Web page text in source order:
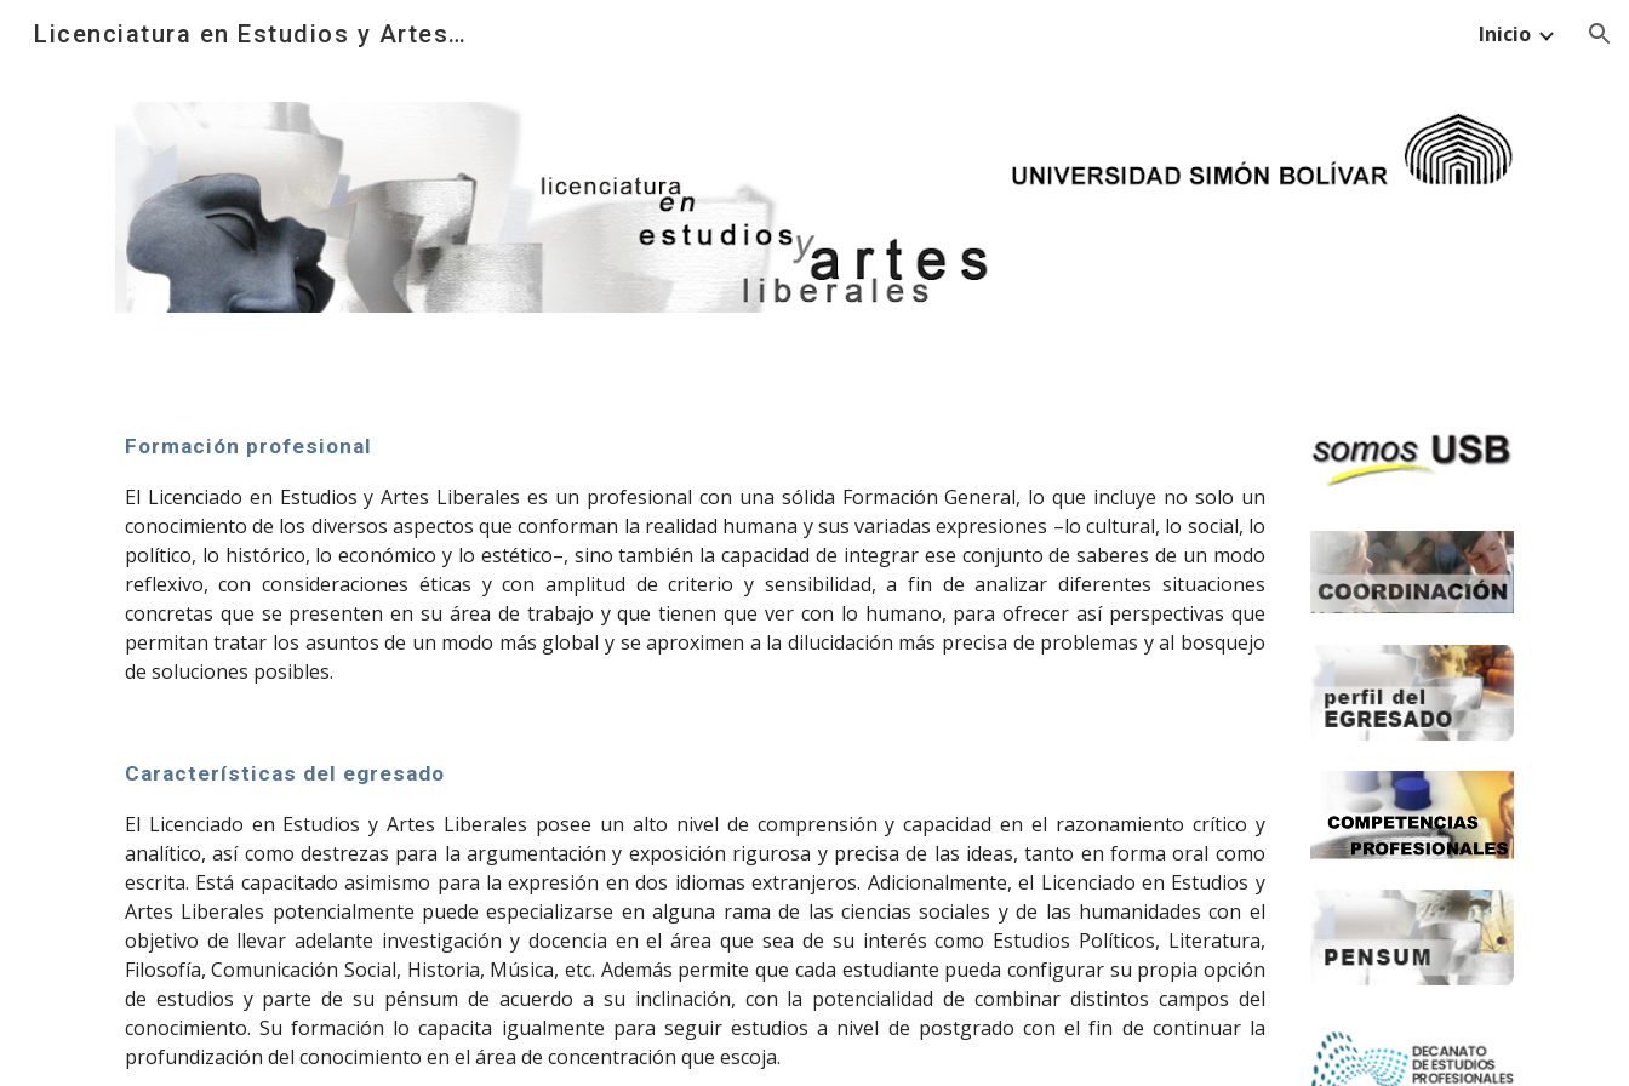
Licenciatura en Estudios y Artes Liberales Inicio
Formación profesional
El Licenciado en Estudios y Artes Liberales es un profesional con una sólida Formación General, lo que incluye no solo un
conocimiento de los diversos aspectos que conforman la realidad humana y sus variadas expresiones –lo cultural, lo social, lo
político, lo histórico, lo económico y lo estético–, sino también la capacidad de integrar ese conjunto de saberes de un modo
reflexivo, con consideraciones éticas y con amplitud de criterio y sensibilidad, a fin de analizar diferentes situaciones
concretas que se presenten en su área de trabajo y que tienen que ver con lo humano, para ofrecer así perspectivas que
permitan tratar los asuntos de un modo más global y se aproximen a la dilucidación más precisa de problemas y al bosquejo
de soluciones posibles.
Características del egresado
El Licenciado en Estudios y Artes Liberales posee un alto nivel de comprensión y capacidad en el razonamiento crítico y
analítico, así como destrezas para la argumentación y exposición rigurosa y precisa de las ideas, tanto en forma oral como
escrita. Está capacitado asimismo para la expresión en dos idiomas extranjeros. Adicionalmente, el Licenciado en Estudios y
Artes Liberales potencialmente puede especializarse en alguna rama de las ciencias sociales y de las humanidades con el
objetivo de llevar adelante investigación y docencia en el área que sea de su interés como Estudios Políticos, Literatura,
Filosofía, Comunicación Social, Historia, Música, etc. Además permite que cada estudiante pueda configurar su propia opción
de estudios y parte de su pénsum de acuerdo a su inclinación, con la potencialidad de combinar distintos campos del
conocimiento. Su formación lo capacita igualmente para seguir estudios a nivel de postgrado con el fin de continuar la
profundización del conocimiento en el área de concentración que escoja.